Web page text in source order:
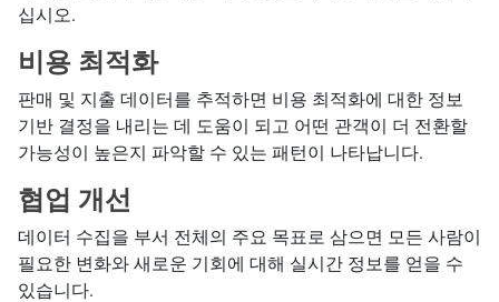
십시오.
비용 최적화
판매 및 지출 데이터를 추적하면 비용 최적화에 대한 정보
기반 결정을 내리는 데 도움이 되고 어떤 관객이 더 전환할
가능성이 높은지 파악할 수 있는 패턴이 나타납니다.
협업 개선
데이터 수집을 부서 전체의 주요 목표로 삼으면 모든 사람이
필요한 변화와 새로운 기회에 대해 실시간 정보를 얻을 수
있습니다.